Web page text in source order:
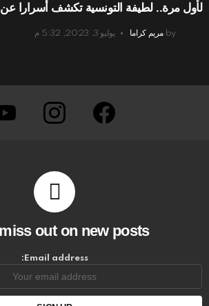
لأول مرة.. لطيفة التونسية تكشف أسرارا عن
by مريم كراما يوليو 3, 2023, 5:32 م
facebook
instagram
out on new posts
Email address: